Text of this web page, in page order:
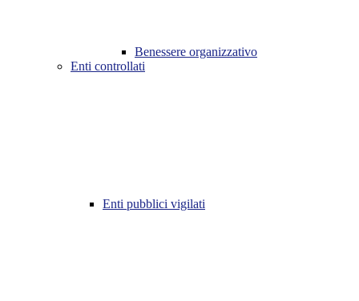
Benessere organizzativo
Enti controllati
Enti pubblici vigilati